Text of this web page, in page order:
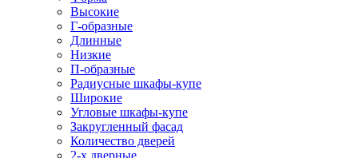
Высокие
Г-образные
Длинные
Низкие
П-образные
Радиусные шкафы-купе
Широкие
Угловые шкафы-купе
Закругленный фасад
Количество дверей
2-х дверные